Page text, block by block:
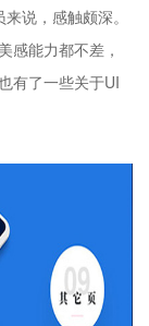
说，感触颇深。
感能力都不差，
有了一些关于UI